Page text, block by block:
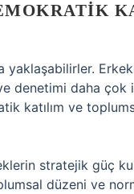
yaklaşabilirler.
denetimi daha çok
katılım ve
stratejik güç
düzeni ve